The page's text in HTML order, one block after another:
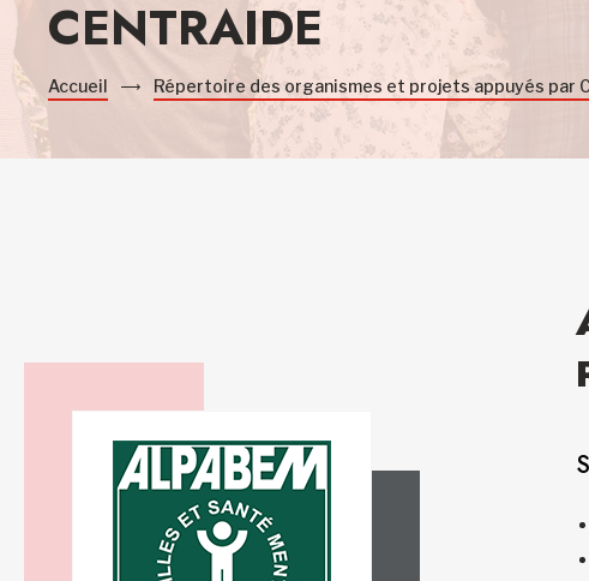
CENTRAIDE
Accueil Répertoire des organismes et projets appuyés par